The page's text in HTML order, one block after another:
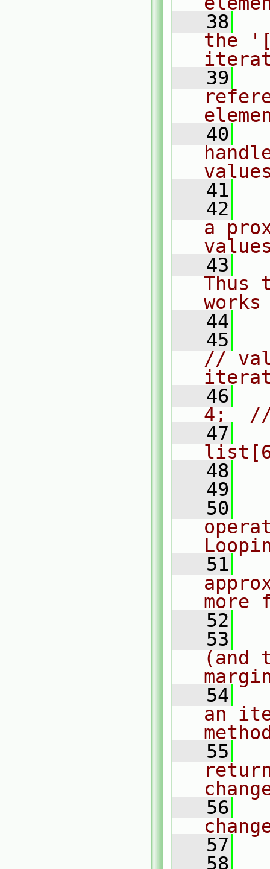
   38
the
   39
   40
   41
   42
a
   43
Thus
   44
   45
//
   46
4;  //
   47
   48
   49
   50
   51
   52
   53
(and
   54
an
   55
   56
   57
   58